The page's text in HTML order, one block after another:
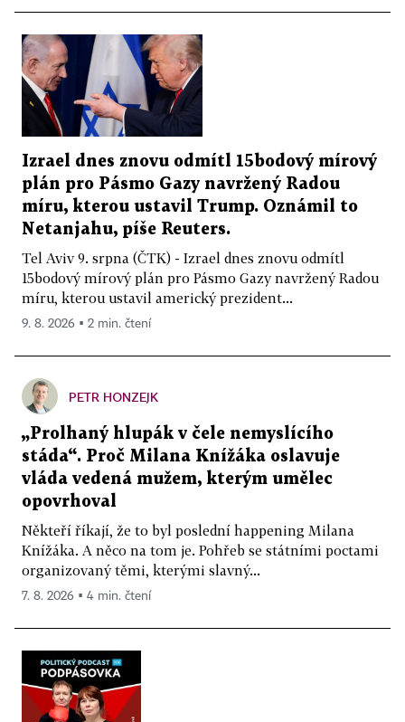
Izrael dnes znovu odmítl 15bodový mírový
plán pro Pásmo Gazy navržený Radou
míru, kterou ustavil Trump. Oznámil to
Netanjahu, píše Reuters.
Tel Aviv 9. srpna (ČTK) - Izrael dnes znovu odmítl
15bodový mírový plán pro Pásmo Gazy navržený Radou
míru, kterou ustavil americký prezident...
9. 8. 2026 ▪ 2 min. čtení
PETR HONZEJK
„Prolhaný hlupák v čele nemyslícího
stáda“. Proč Milana Knížáka oslavuje
vláda vedená mužem, kterým umělec
opovrhoval
Někteří říkají, že to byl poslední happening Milana
Knížáka. A něco na tom je. Pohřeb se státními poctami
organizovaný těmi, kterými slavný...
7. 8. 2026 ▪ 4 min. čtení